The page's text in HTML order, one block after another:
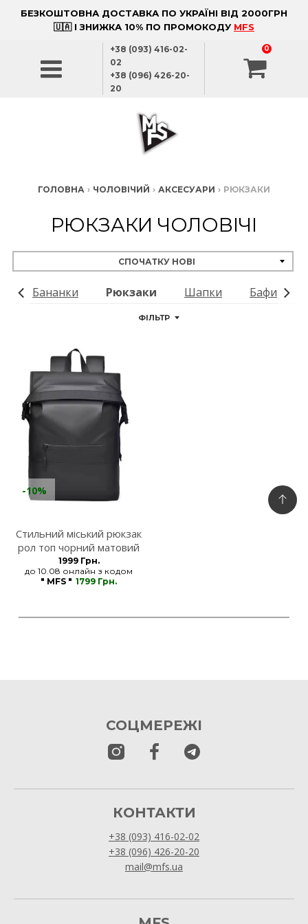
БЕЗКОШТОВНА ДОСТАВКА ПО УКРАЇНІ ВІД 2000ГРН
🇺🇦 І ЗНИЖКА 10% ПО ПРОМОКОДУ MFS
+38 (093) 416-02-
02
+38 (096) 426-20-
20
0
ГОЛОВНА › ЧОЛОВІЧИЙ › АКСЕСУАРИ › РЮКЗАКИ
РЮКЗАКИ ЧОЛОВІЧІ
Бананки Рюкзаки Шапки Бафи
ФІЛЬТР
Стильний міський рюкзак
рол топ чорний матовий
MFStore
1999 Грн.
до 10.08 онлайн з кодом
" MFS " 1799 Грн.
-10%
СОЦМЕРЕЖІ
КОНТАКТИ
+38 (093) 416-02-02
+38 (096) 426-20-20
mail@mfs.ua